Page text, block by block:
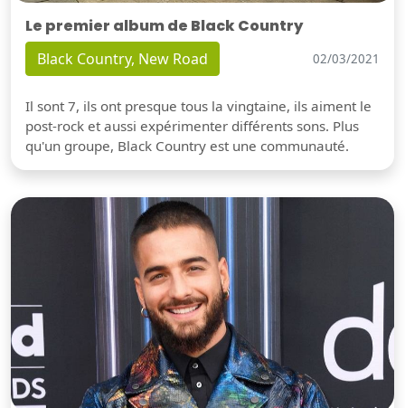
Le premier album de Black Country
Black Country, New Road 02/03/2021
Il sont 7, ils ont presque tous la vingtaine, ils aiment le
post-rock et aussi expérimenter différents sons. Plus
qu'un groupe, Black Country est une communauté.